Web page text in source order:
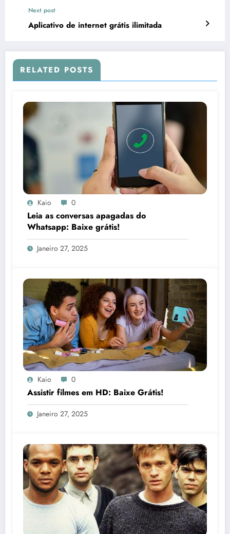
Next post
Aplicativo de internet grátis ilimitada
RELATED POSTS
Kaio 0
Leia as conversas apagadas do
Whatsapp: Baixe grátis!
Janeiro 27, 2025
Kaio 0
Assistir filmes em HD: Baixe Grátis!
Janeiro 27, 2025